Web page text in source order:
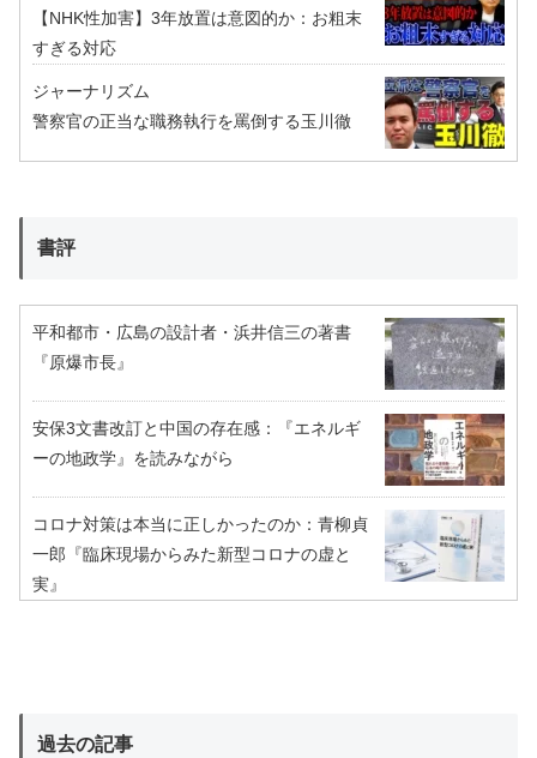
【NHK性加害】3年放置は意図的か：お粗末
すぎる対応
ジャーナリズム
警察官の正当な職務執行を罵倒する玉川徹
書評
平和都市・広島の設計者・浜井信三の著書
『原爆市長』
安保3文書改訂と中国の存在感：『エネルギ
ーの地政学』を読みながら
コロナ対策は本当に正しかったのか：青柳貞
一郎『臨床現場からみた新型コロナの虚と
実』
過去の記事